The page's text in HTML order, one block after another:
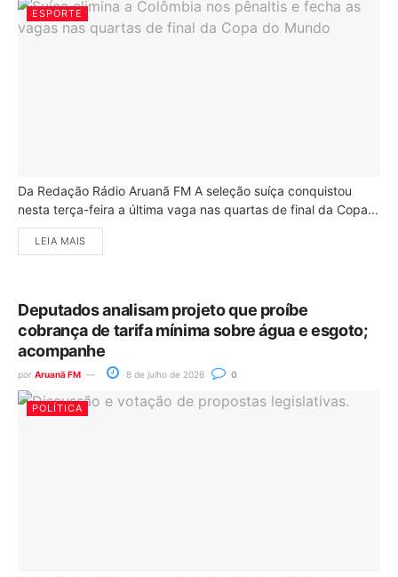
ESPORTE
Da Redação Rádio Aruanã FM A seleção suíça conquistou
nesta terça-feira a última vaga nas quartas de final da Copa...
LEIA MAIS
Deputados analisam projeto que proíbe
cobrança de tarifa mínima sobre água e esgoto;
acompanhe
por Aruanã FM 8 de julho de 2026 0
POLÍTICA